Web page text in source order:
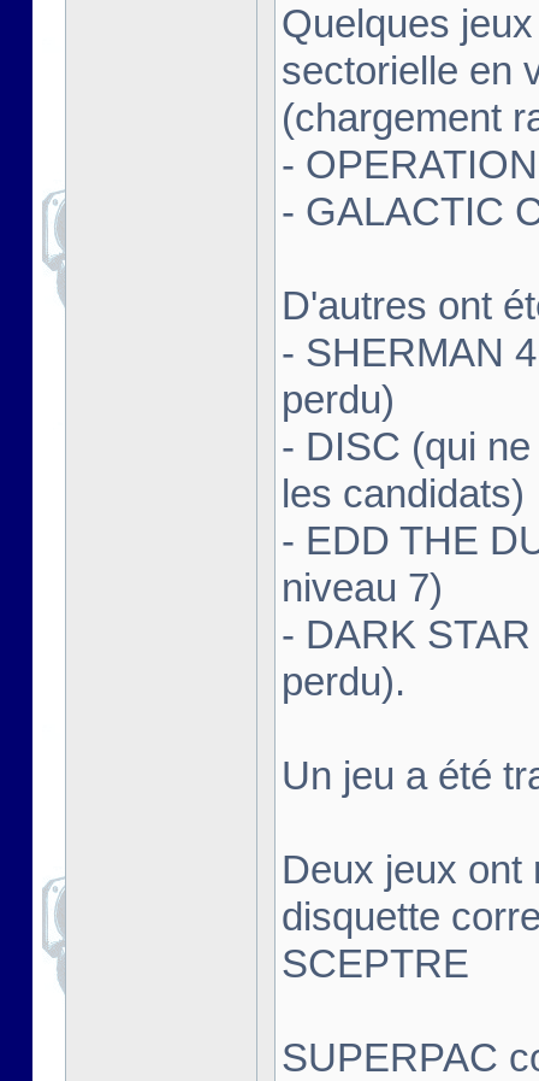
Quelques
sectorielle en
(chargement
-
- GALACTIC
D'autres ont
- SHERMAN
perdu)
- DISC (qui
les candidats)
- EDD THE
niveau 7)
- DARK
perdu).
Un jeu a été
Deux jeux ont
disquette
SCEPTRE
SUPERPAC